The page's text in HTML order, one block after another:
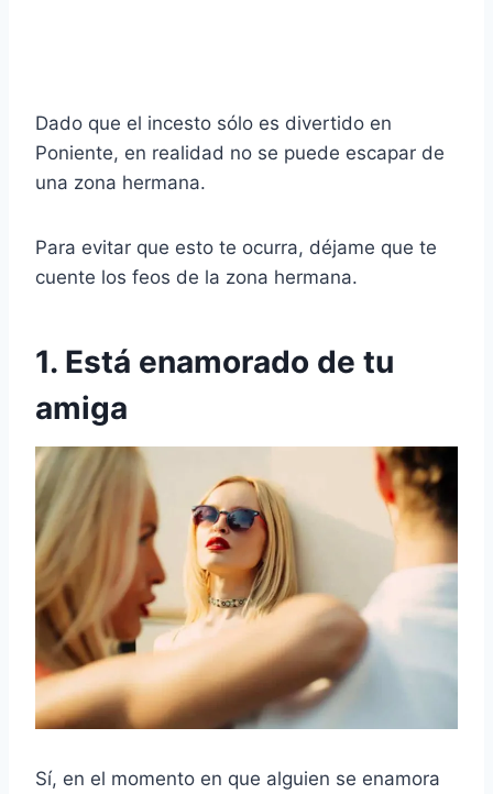
Dado que el incesto sólo es divertido en
Poniente, en realidad no se puede escapar de
una zona hermana.
Para evitar que esto te ocurra, déjame que te
cuente los feos de la zona hermana.
1. Está enamorado de tu
amiga
Sí, en el momento en que alguien se enamora